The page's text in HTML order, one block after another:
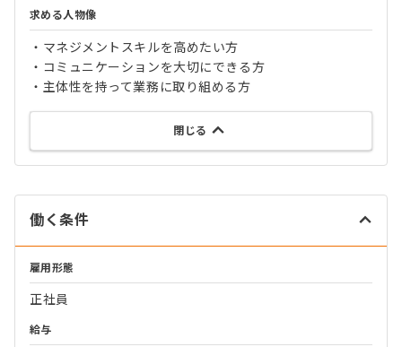
求める人物像
・マネジメントスキルを高めたい方
・コミュニケーションを大切にできる方
・主体性を持って業務に取り組める方
閉じる
働く条件
雇用形態
正社員
給与